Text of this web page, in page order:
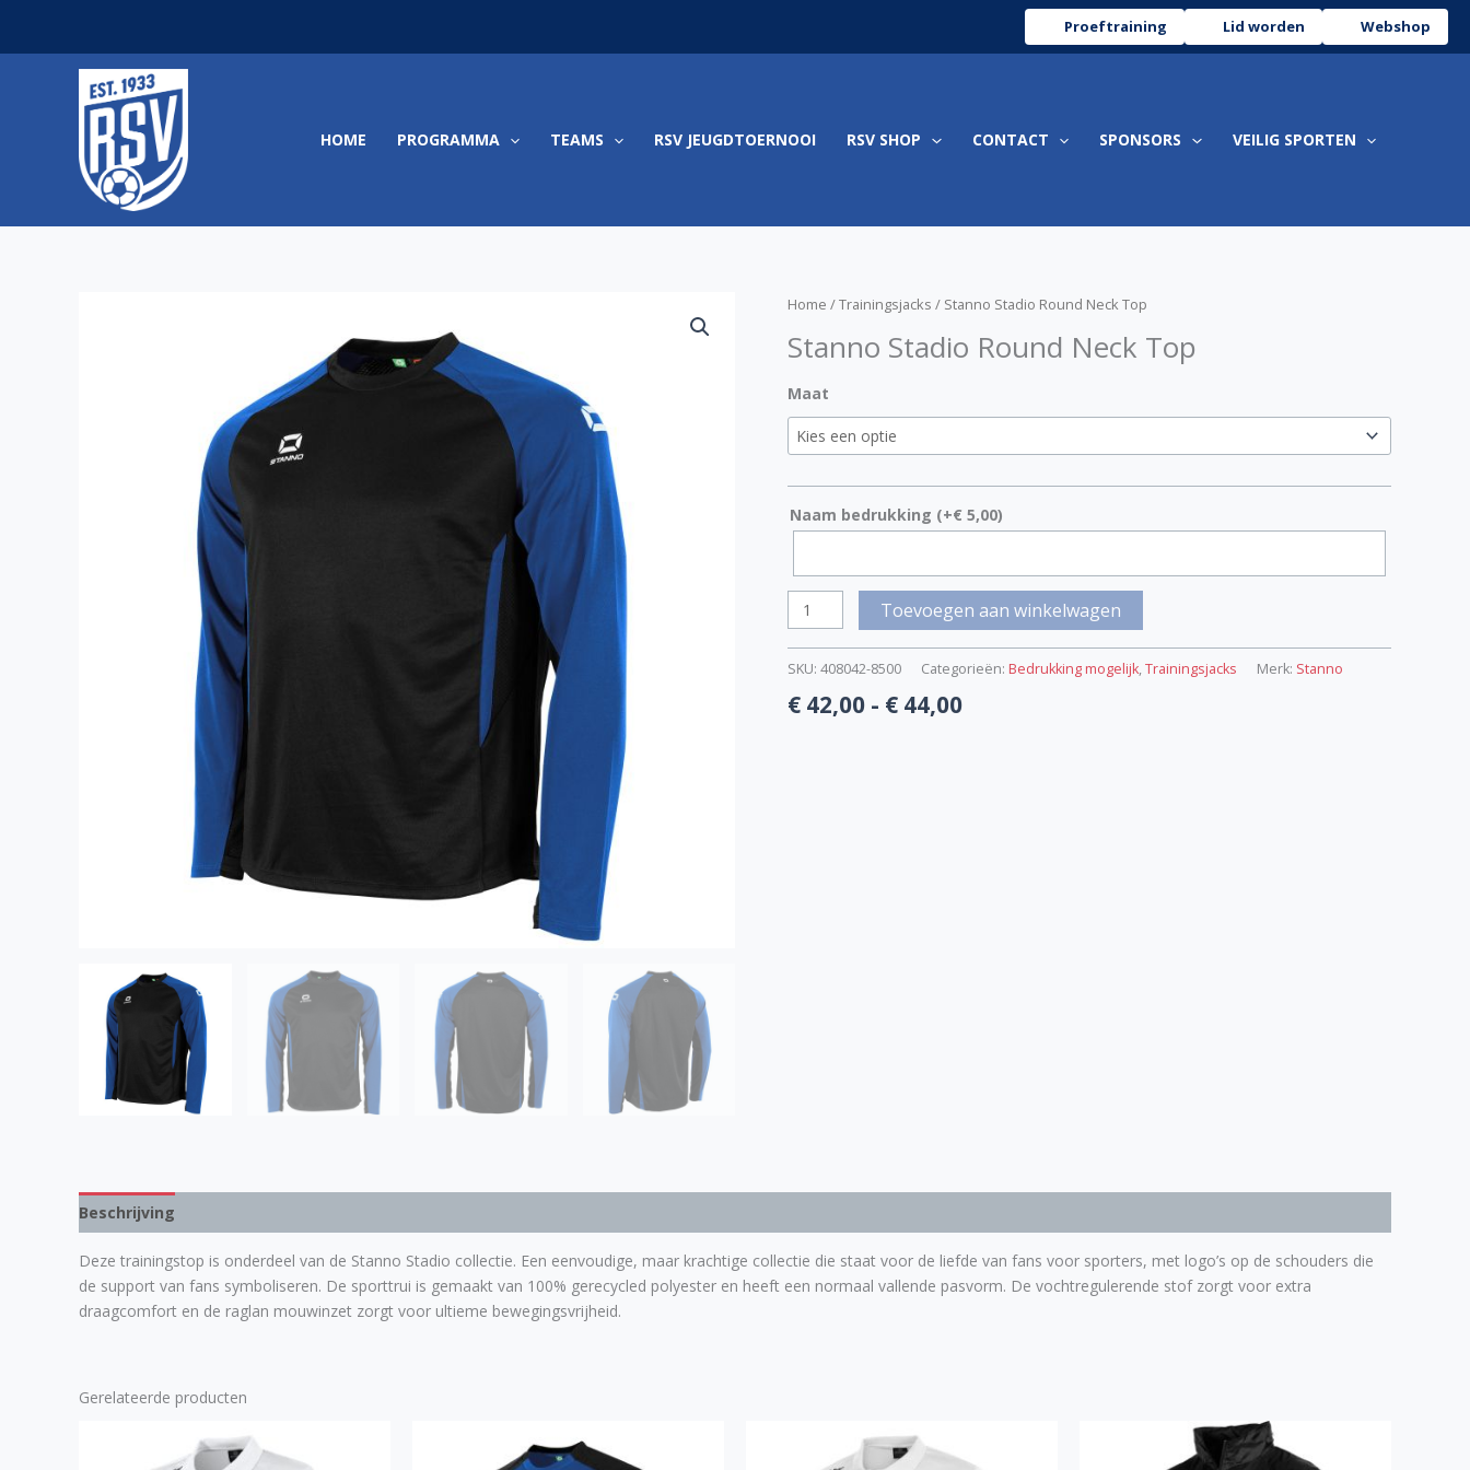
Proeftraining Lid worden Webshop
HOME PROGRAMMA TEAMS RSV JEUGDTOERNOOI RSV SHOP CONTACT SPONSORS VEILIG SPORTEN
Home /Trainingsjacks / Stanno Stadio Round Neck Top
Stanno Stadio Round Neck Top
Maat
Naam bedrukking (+€ 5,00)
Stanno
Round
Top
aantal
Toevoegen aan winkelwagen
SKU: 408042-8500 Categorieën: Bedrukking mogelijk,Trainingsjacks Merk: Stanno
€ 42,00 - € 44,00
Prijsklasse:
tot
Beschrijving
Deze trainingstop is onderdeel van de Stanno Stadio collectie. Een eenvoudige, maar krachtige collectie die staat voor de liefde van fans voor sporters, met logo’s op de schouders die
de support van fans symboliseren. De sporttrui is gemaakt van 100% gerecycled polyester en heeft een normaal vallende pasvorm. De vochtregulerende stof zorgt voor extra
draagcomfort en de raglan mouwinzet zorgt voor ultieme bewegingsvrijheid.
Gerelateerde producten
product
€ 28,00
tot
product
€ 30,00
product
Prijsklasse:
€ 40,00
tot
product
€ 44,00